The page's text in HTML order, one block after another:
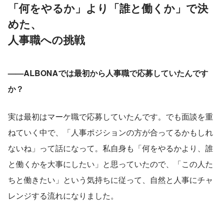
「何をやるか」より「誰と働くか」で決
めた、
人事職への挑戦
——ALBONAでは最初から人事職で応募していたんです
か？
実は最初はマーケ職で応募していたんです。でも面談を重
ねていく中で、「人事ポジションの方が合ってるかもしれ
ないね」って話になって。私自身も「何をやるかより、誰
と働くかを大事にしたい」と思っていたので、「この人た
ちと働きたい」という気持ちに従って、自然と人事にチャ
レンジする流れになりました。